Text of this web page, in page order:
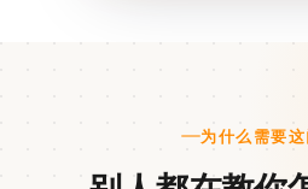
为什么需要